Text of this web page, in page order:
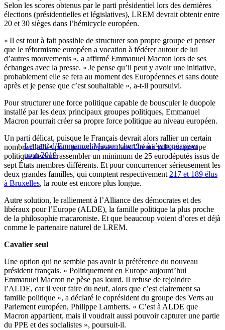
Selon les scores obtenus par le parti présidentiel lors des dernières
élections (présidentielles et législatives), LREM devrait obtenir entre
20 et 30 sièges dans l’hémicycle européen.
« Il est tout à fait possible de structurer son propre groupe et penser
que le réformisme européen a vocation à fédérer autour de lui
d’autres mouvements », a affirmé Emmanuel Macron lors de ses
échanges avec la presse. « Je pense qu’il peut y avoir une initiative,
probablement elle se fera au moment des Européennes et sans doute
après et je pense que c’est souhaitable », a-t-il poursuivi.
Pour structurer une force politique capable de bousculer le duopole
installé par les deux principaux groupes politiques, Emmanuel
Macron pourrait créer sa propre force politique au niveau européen.
Le parti d’Emmanuel Macron cherche à s’européaniser
pour 2019
Un parti délicat, puisque le Français devrait alors rallier un certain
nombre d’alliés pour pouvoir peser dans l’hémicycle, un groupe
politique devant rassembler un minimum de 25 eurodéputés issus de
sept États membres différents. Et pour concurrencer sérieusement les
deux grandes familles, qui comptent respectivement 217 et 189 élus
à Bruxelles, la route est encore plus longue.
Autre solution, le ralliement à l’Alliance des démocrates et des
libéraux pour l’Europe (ALDE), la famille politique la plus proche
de la philosophie macaroniste. Et que beaucoup voient d’ores et déjà
comme le partenaire naturel de LREM.
Cavalier seul
Une option qui ne semble pas avoir la préférence du nouveau
président français. « Politiquement en Europe aujourd’hui
Emmanuel Macron ne pèse pas lourd. Il refuse de rejoindre
l’ALDE, car il veut faire du neuf, alors que c’est clairement sa
famille politique », a déclaré le coprésident du groupe des Verts au
Parlement européen, Philippe Lamberts. « C’est à ALDE que
Macron appartient, mais il voudrait aussi pouvoir capturer une partie
du PPE et des socialistes », poursuit-il.